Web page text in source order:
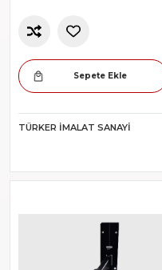
Sepete Ekle
TÜRKER İMALAT SANAYI